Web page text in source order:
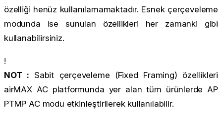
özelliği henüz kullanılamamaktadır. Esnek çerçeveleme
modunda ise sunulan özellikleri her zamanki gibi
kullanabilirsiniz.
!
NOT : Sabit çerçeveleme (Fixed Framing) özellikleri
airMAX AC platformunda yer alan tüm ürünlerde AP
PTMP AC modu etkinleştirilerek kullanılabilir.